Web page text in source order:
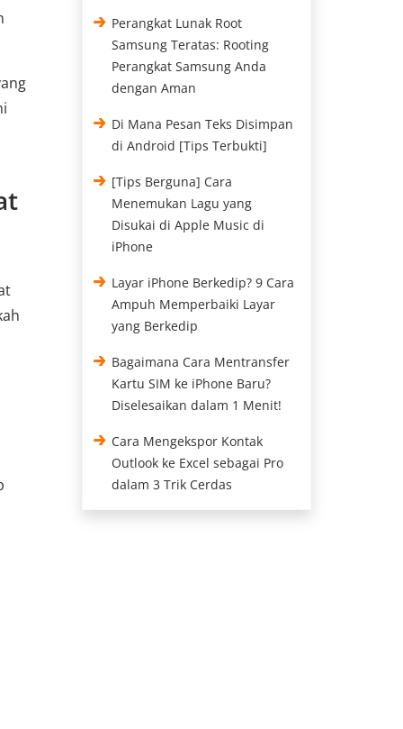
Perangkat Lunak Root
Samsung Teratas: Rooting
Perangkat Samsung Anda
dengan Aman
Di Mana Pesan Teks Disimpan
di Android [Tips Terbukti]
[Tips Berguna] Cara
Menemukan Lagu yang
Disukai di Apple Music di
iPhone
Layar iPhone Berkedip? 9 Cara
Ampuh Memperbaiki Layar
yang Berkedip
Bagaimana Cara Mentransfer
Kartu SIM ke iPhone Baru?
Diselesaikan dalam 1 Menit!
Cara Mengekspor Kontak
Outlook ke Excel sebagai Pro
dalam 3 Trik Cerdas